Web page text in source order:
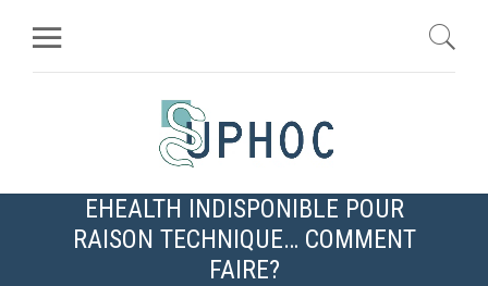
EHEALTH INDISPONIBLE POUR
RAISON TECHNIQUE… COMMENT
FAIRE?